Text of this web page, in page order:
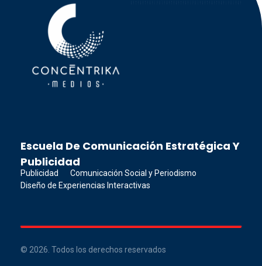
Escuela De Comunicación Estratégica Y
Publicidad
Publicidad
Comunicación Social y Periodismo
Diseño de Experiencias Interactivas
© 2026. Todos los derechos reservados